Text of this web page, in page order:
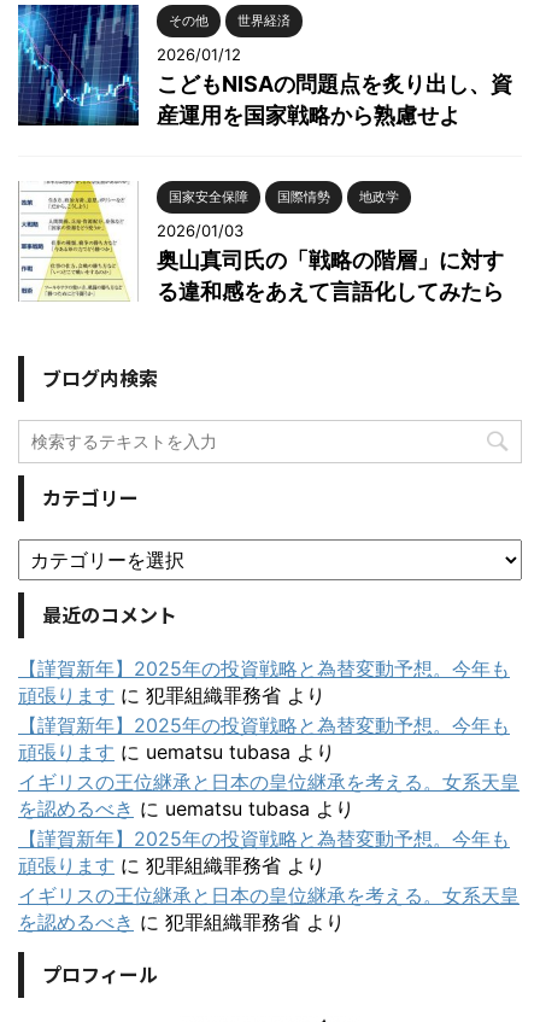
その他 世界経済
2026/01/12
こどもNISAの問題点を炙り出し、資
産運用を国家戦略から熟慮せよ
国家安全保障 国際情勢 地政学
2026/01/03
奥山真司氏の「戦略の階層」に対す
る違和感をあえて言語化してみたら
ブログ内検索
カテゴリー
最近のコメント
【謹賀新年】2025年の投資戦略と為替変動予想。今年も
頑張ります に 犯罪組織罪務省 より
【謹賀新年】2025年の投資戦略と為替変動予想。今年も
頑張ります に uematsu tubasa より
イギリスの王位継承と日本の皇位継承を考える。女系天皇
を認めるべき に uematsu tubasa より
【謹賀新年】2025年の投資戦略と為替変動予想。今年も
頑張ります に 犯罪組織罪務省 より
イギリスの王位継承と日本の皇位継承を考える。女系天皇
を認めるべき に 犯罪組織罪務省 より
プロフィール